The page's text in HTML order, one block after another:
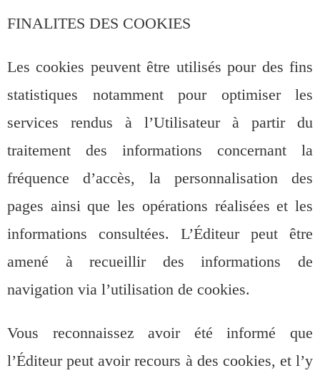
FINALITES DES COOKIES
Les cookies peuvent être utilisés pour des fins
statistiques notamment pour optimiser les
services rendus à l’Utilisateur à partir du
traitement des informations concernant la
fréquence d’accès, la personnalisation des
pages ainsi que les opérations réalisées et les
informations consultées. L’Éditeur peut être
amené à recueillir des informations de
navigation via l’utilisation de cookies.
Vous reconnaissez avoir été informé que
l’Éditeur peut avoir recours à des cookies, et l’y